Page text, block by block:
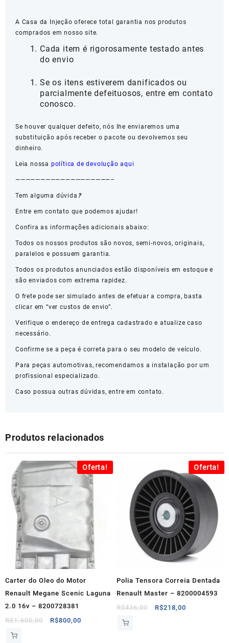
A Casa da Injeção oferece total garantia nos produtos
comprados em nosso site.
Cada item é rigorosamente testado antes
do envio
Se os itens estiverem danificados ou
parcialmente defeituosos, entre em contato
conosco.
Se houver qualquer defeito, nós lhe enviaremos uma
substituição após receber o pacote ou devolvemos seu
dinheiro.
Leia nossa política de devolução aqui
———————————————————–
Tem alguma dúvida ?
Entre em contato que podemos ajudar!
Confira as informações adicionais abaixo:
Todos os nossos produtos são novos, semi-novos, originais,
paralelos e possuem garantia.
Todos os produtos anunciados estão disponíveis em estoque e
são enviados com extrema rapidez.
O frete pode ser simulado antes de efetuar a compra, basta
clicar em “ver custos de envio”.
Verifique o endereço de entrega cadastrado e atualize caso
necessário.
Confirme se a peça é correta para o seu modelo de veículo.
Para peças automotivas, recomendamos a instalação por um
profissional especializado.
Caso possua outras dúvidas, entre em contato.
Produtos relacionados
Oferta!
Carter do Oleo do Motor
Renault Megane Scenic Laguna
2.0 16v – 8200728381
R$1.600,00
O
R$800,00
Oferta!
Polia Tensora Correia Dentada
Renault Master – 8200004593
R$436,00
O
R$218,00